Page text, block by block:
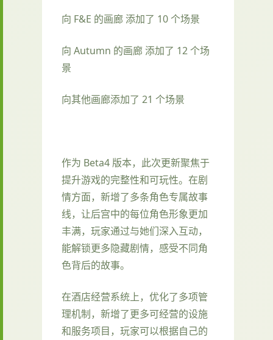
向 F&E 的画廊 添加了 10 个场景
向 Autumn 的画廊 添加了 12 个场
景
向其他画廊添加了 21 个场景
作为 Beta4 版本，此次更新聚焦于
提升游戏的完整性和可玩性。在剧
情方面，新增了多条角色专属故事
线，让后宫中的每位角色形象更加
丰满，玩家通过与她们深入互动，
能解锁更多隐藏剧情，感受不同角
色背后的故事。
在酒店经营系统上，优化了多项管
理机制，新增了更多可经营的设施
和服务项目，玩家可以根据自己的